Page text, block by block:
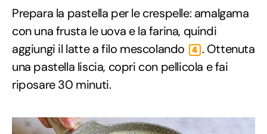
Prepara la pastella per le crespelle: amalgama
con una frusta le uova e la farina, quindi
aggiungi il latte a filo mescolando
4 . Ottenuta
una pastella liscia, copri con pellicola e fai
riposare 30 minuti.